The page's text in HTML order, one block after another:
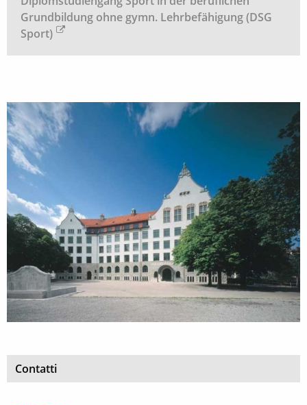
Grundbildung ohne gymn. Lehrbefähigung (DSG
Sport)
Contatti